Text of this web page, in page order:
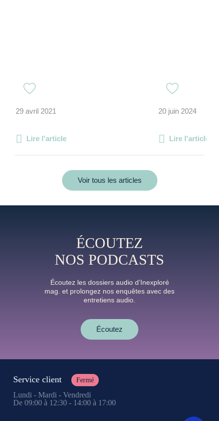
29 avril 2021
Lire l'article
20 juin 2024
Lire l'article
Voir tous les articles
ÉCOUTEZ
NOS PODCASTS
Écoutez les dossiers audio d’Inexploré
mag. et prolongez nos enquêtes avec des
entretiens audio.
Écoutez
Service client Fermé
Lundi - Mardi - Vendredi
De 09:00 à 12:30 - 14:00 à 17:00